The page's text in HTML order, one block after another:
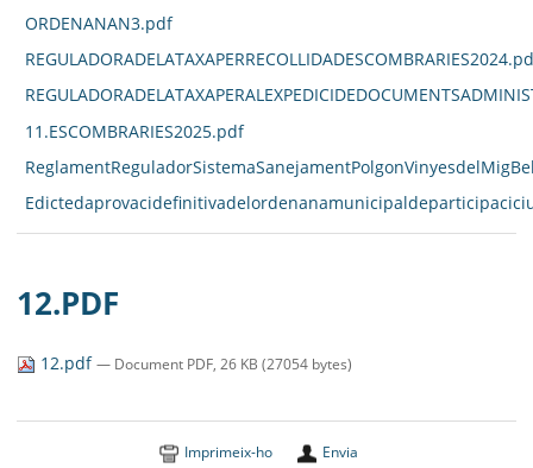
ORDENANAN3.pdf
11.ESCOMBRARIES2025.pdf
12.PDF
12.pdf— Document PDF, 26 KB (27054 bytes)
Imprimeix-ho Envia